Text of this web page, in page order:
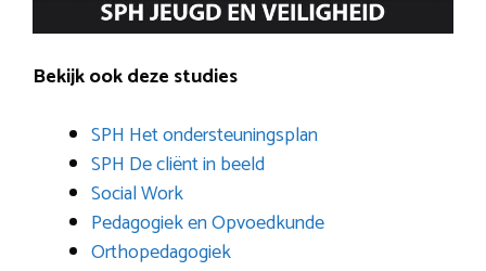
Bekijk ook deze studies
SPH Het ondersteuningsplan
SPH De cliënt in beeld
Social Work
Pedagogiek en Opvoedkunde
Orthopedagogiek